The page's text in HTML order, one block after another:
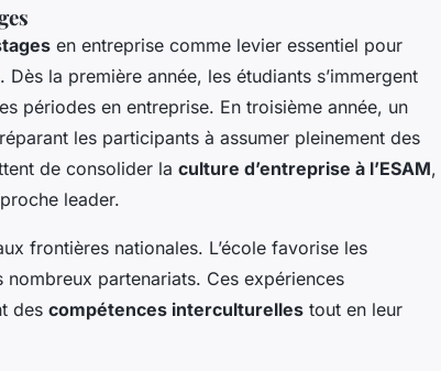
en entreprise comme levier essentiel pour
la première année, les étudiants s’immergent
périodes en entreprise. En troisième année, un
les participants à assumer pleinement des
de consolider la culture d’entreprise à l’ESAM,
leader.
frontières nationales. L’école favorise les
partenariats. Ces expériences
des compétences interculturelles tout en leur